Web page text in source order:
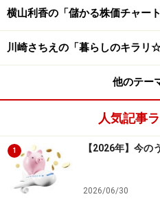
横山利香の「儲かる株価チャート
川崎さちえの「暮らしのキラリ☆
他のテー
人気記事
1 【2026年】今の
2026/06/30